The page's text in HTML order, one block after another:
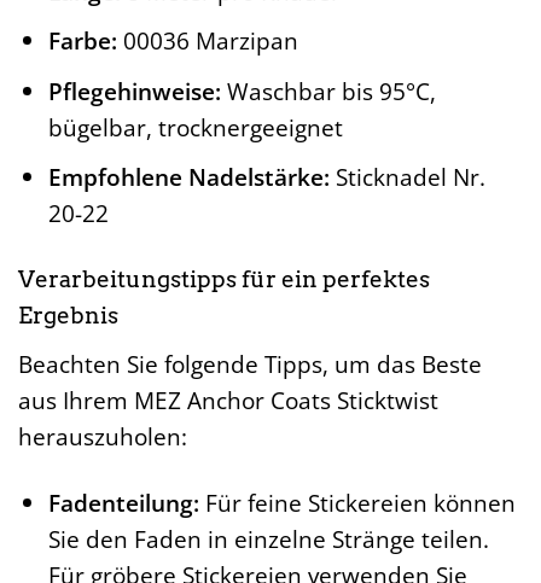
Farbe: 00036 Marzipan
Pflegehinweise: Waschbar bis 95°C,
bügelbar, trocknergeeignet
Empfohlene Nadelstärke: Sticknadel Nr.
20-22
Verarbeitungstipps für ein perfektes
Ergebnis
Beachten Sie folgende Tipps, um das Beste
aus Ihrem MEZ Anchor Coats Sticktwist
herauszuholen:
Fadenteilung: Für feine Stickereien können
Sie den Faden in einzelne Stränge teilen.
Für gröbere Stickereien verwenden Sie